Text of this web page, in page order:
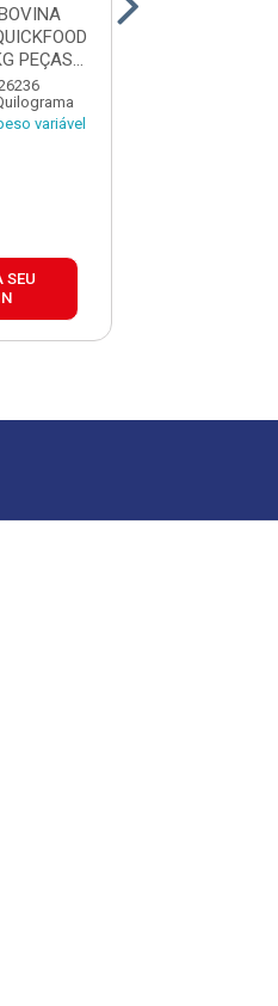
PEÇAS
variável
SEU